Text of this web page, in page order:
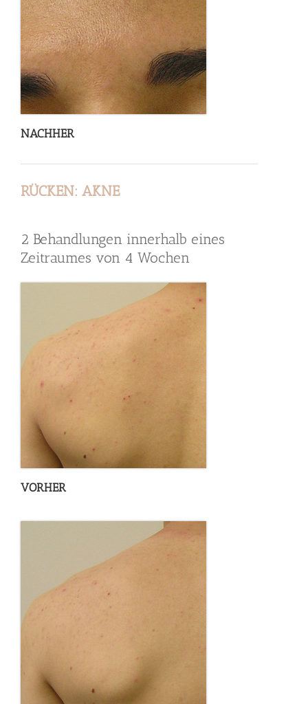
NACHHER
RÜCKEN: AKNE
2 Behandlungen innerhalb eines
Zeitraumes von 4 Wochen
VORHER